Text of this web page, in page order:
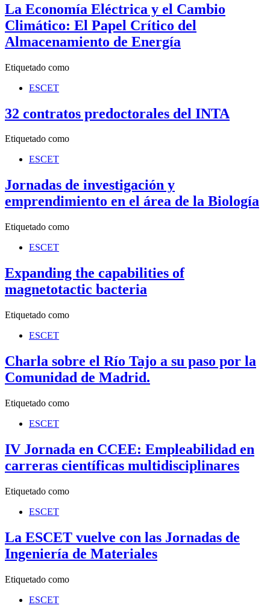
La Economía Eléctrica y el Cambio
Climático: El Papel Crítico del
Almacenamiento de Energía
Etiquetado como
ESCET
32 contratos predoctorales del INTA
Etiquetado como
ESCET
Jornadas de investigación y
emprendimiento en el área de la Biología
Etiquetado como
ESCET
Expanding the capabilities of
magnetotactic bacteria
Etiquetado como
ESCET
Charla sobre el Río Tajo a su paso por la
Comunidad de Madrid.
Etiquetado como
ESCET
IV Jornada en CCEE: Empleabilidad en
carreras científicas multidisciplinares
Etiquetado como
ESCET
La ESCET vuelve con las Jornadas de
Ingeniería de Materiales
Etiquetado como
ESCET